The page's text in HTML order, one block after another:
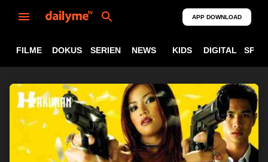
APP DOWNLOAD
FILME DOKUS SERIEN NEWS KIDS DIGITAL